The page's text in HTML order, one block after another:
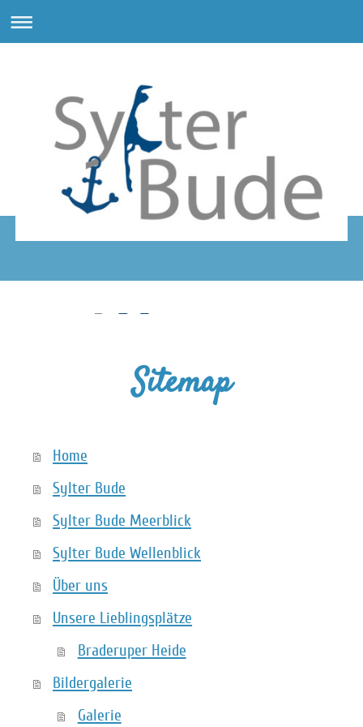
Sitemap
Home
Sylter Bude
Sylter Bude Meerblick
Sylter Bude Wellenblick
Über uns
Unsere Lieblingsplätze
Braderuper Heide
Bildergalerie
Galerie